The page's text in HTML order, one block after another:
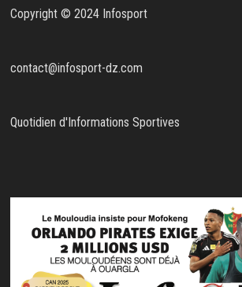
Copyright © 2024 Infosport
contact@infosport-dz.com
Quotidien d'Informations Sportives